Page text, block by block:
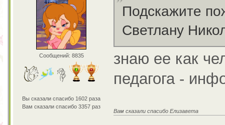
Сообщений: 8835
Вы сказали спасибо 1602 раза
Вам сказали спасибо 3357 раз
Подскажите
Светлану
знаю ее как
педагога -
Вам сказали спасибо Елизавета